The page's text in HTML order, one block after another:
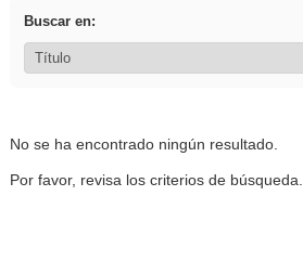
Buscar en:
No se ha encontrado ningún resultado.
Por favor, revisa los criterios de búsqueda.